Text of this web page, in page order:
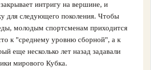
интригу на вершине, и
для следующего поколения. Чтобы
молодым спортсменам приходится
к "среднему уровню сборной", а к
еще несколько лет назад задавали
мирового Кубка.